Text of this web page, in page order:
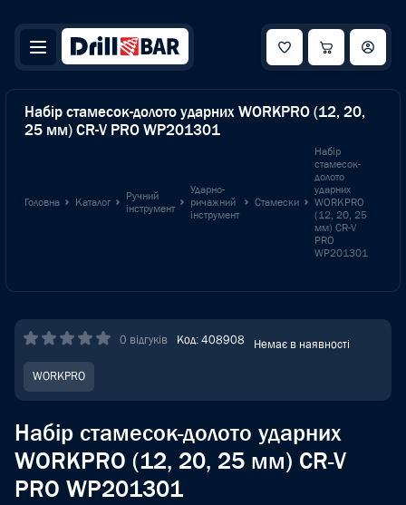
Набір стамесок-долото ударних WORKPRO (12, 20,
25 мм) CR-V PRO WP201301
Головна Каталог
Ручний
інструмент
Ударно-
ричажний
інструмент
Стамески
Набір
стамесок-
долото
ударних
WORKPRO
(12, 20, 25
мм) CR-V
PRO
WP201301
0 відгуків Код: 408908 Немає в наявності
WORKPRO
Набір стамесок-долото ударних
WORKPRO (12, 20, 25 мм) CR-V
PRO WP201301